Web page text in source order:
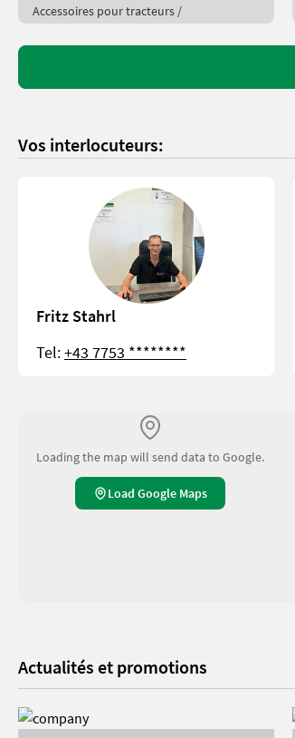
Accessoires pour tracteurs /
Vos interlocuteurs:
Fritz Stahrl
Tel:+43 7753 ********
Loading the map will send data to Google.
Load Google Maps
Actualités et promotions